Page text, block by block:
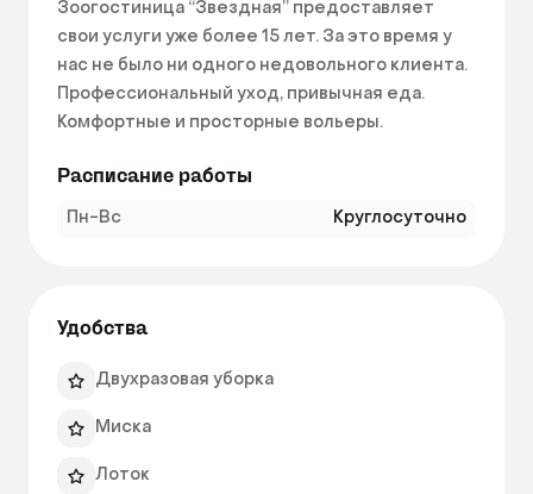
Зоогостиница “Звездная” предоставляет
свои услуги уже более 15 лет. За это время у
нас не было ни одного недовольного клиента.
Профессиональный уход, привычная еда.
Комфортные и просторные вольеры.
влажная уборка 2 раза в день.
Расписание работы
Пн-Вс Круглосуточно
Удобства
Двухразовая уборка
Миска
Лоток